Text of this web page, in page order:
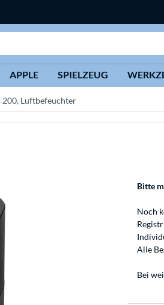
APPLE SPIELZEUG
200, Luftbefeuchter
Bitte
Noch
Alle
Bei